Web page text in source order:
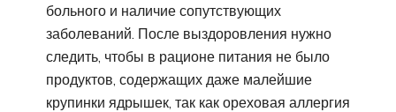
больного и наличие сопутствующих
заболеваний. После выздоровления нужно
следить, чтобы в рационе питания не было
продуктов, содержащих даже малейшие
крупинки ядрышек, так как ореховая аллергия